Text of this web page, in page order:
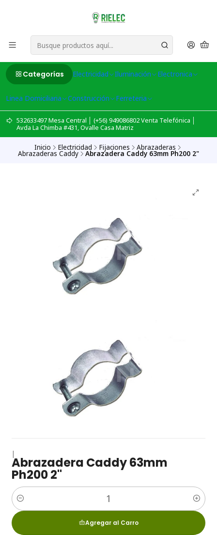
Categorías Electricidad Iluminación Electronica
Linea Domiciliaria Construcción Ferreteria
532633497 Mesa Central │ (+56) 949086802 Venta Telefónica │
Avda La Chimba #431, Ovalle Casa Matriz
Inicio Electricidad Fijaciones Abrazaderas
Abrazaderas Caddy Abrazadera Caddy 63mm Ph200 2"
|
Abrazadera Caddy 63mm
Ph200 2"
Cantidad
Agregar al Carro